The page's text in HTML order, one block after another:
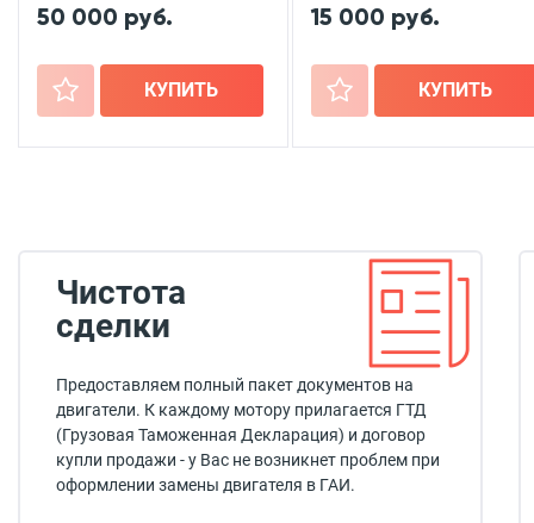
50 000 руб.
+ КУПИТЬ
15 000 руб.
+ КУПИТЬ
Чистота
сделки
Предоставляем полный пакет документов на
двигатели. К каждому мотору прилагается ГТД
(Грузовая Таможенная Декларация) и договор
купли продажи - у Вас не возникнет проблем при
оформлении замены двигателя в ГАИ.